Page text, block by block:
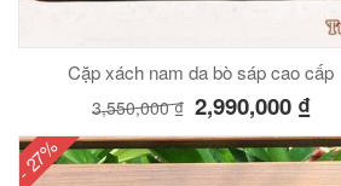
Cặp xách nam da bò sáp cao cấp
3,550,000₫ 2,990,000 ₫
- 27%